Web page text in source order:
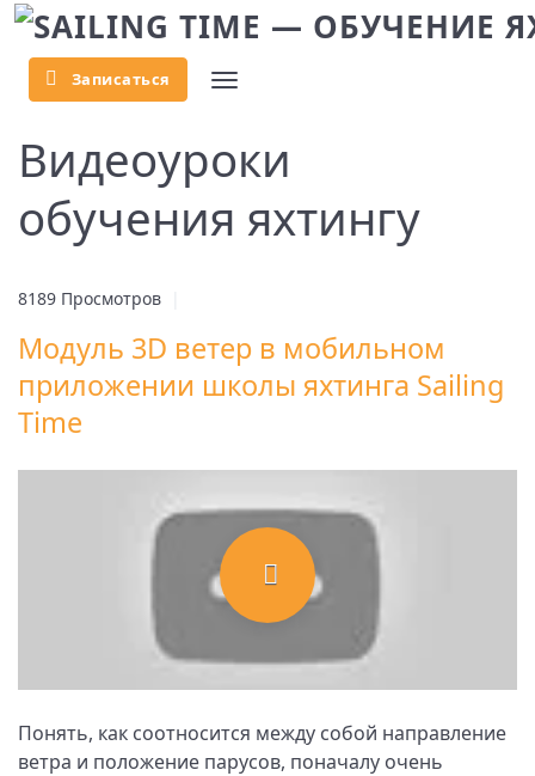
Записаться
Видеоуроки
обучения яхтингу
8189 Просмотров
Модуль 3D ветер в мобильном
приложении школы яхтинга Sailing
Time
Понять, как соотносится между собой направление
ветра и положение парусов, поначалу очень